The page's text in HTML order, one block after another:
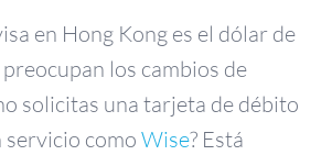
en Hong Kong es el dólar de
los cambios de
solicitas una tarjeta de débito
servicio como Wise? Está